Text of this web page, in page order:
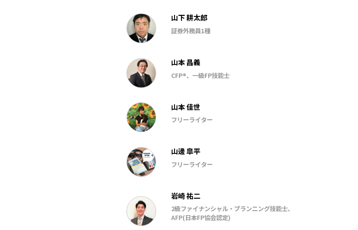
山下 耕太郎
証券外務員1種
山本 昌義
CFP®、一級FP技能士
山本 佳世
フリーライター
山邊 皐平
フリーライター
岩崎 祐二
2級ファイナンシャル・プランニング技能士、
AFP(日本FP協会認定)